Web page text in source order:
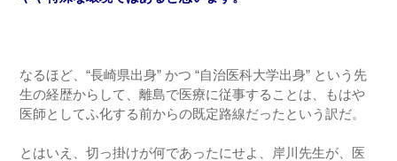
なるほど、“長崎県出身” かつ “自治医科大学出身” という先
生の経歴からして、離島で医療に従事することは、もはや
医師としてふ化する前からの既定路線だったという訳だ。
とはいえ、切っ掛けが何であったにせよ、岸川先生が、医